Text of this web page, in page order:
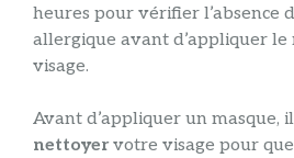
heures pour vérifier l’absence
allergique avant d’appliquer le
visage.
Avant d’appliquer un masque,
nettoyervotre visage pour